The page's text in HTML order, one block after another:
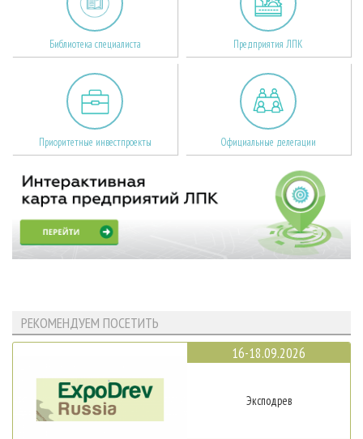
Библиотека специалиста Предприятия ЛПК
Приоритетные инвестпроекты Официальные делегации
РЕКОМЕНДУЕМ ПОСЕТИТЬ
16-18.09.2026
Эксподрев